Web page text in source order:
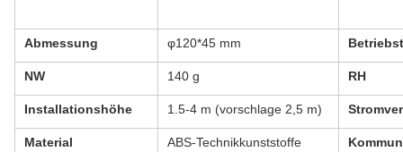
Abmessung φ120*45 mm
NW 140 g RH
Installationshöhe 1.5-4 m (vorschlage 2,5 m)
Material ABS-Technikkunststoffe